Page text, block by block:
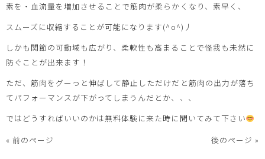
素を・血流量を増加させることで筋肉が柔らかくなり、素早く、
スムーズに収縮することが可能になります(^o^)丿
しかも関節の可動域も広がり、柔軟性も高まることで怪我も未然に
防ぐことが出来ます！
ただ、筋肉をグーっと伸ばして静止しただけだと筋肉の出力が落ち
てパフォーマンスが下がってしまうんだとか、、、
ではどうすればいいのかは無料体験に来た時に聞いてみて下さい
« 前のページ
後のページ »